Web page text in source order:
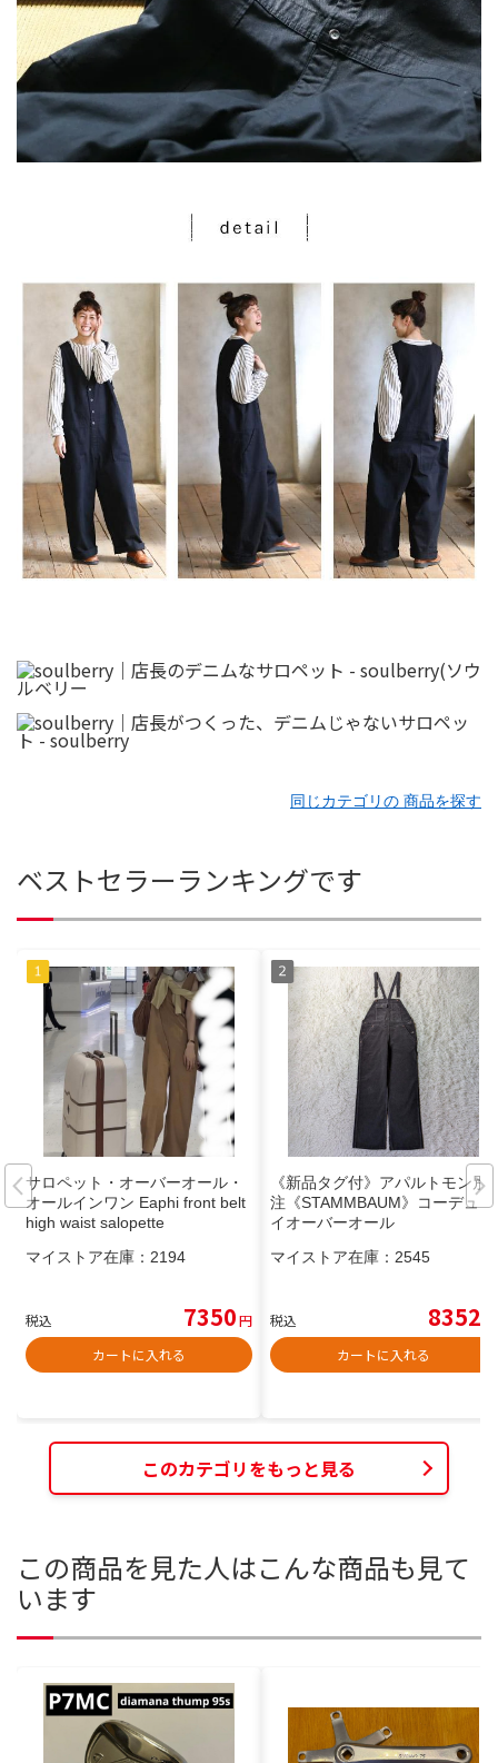
同じカテゴリの 商品を探す
ベストセラーランキングです
サロペット・オーバーオール・
オールインワン Eaphi front belt
high waist salopette
マイストア在庫： 2194
税込 7350円
カートに入れる
《新品タグ付》アパルトモン別
注《STAMMBAUM》コーデュロ
イオーバーオール
マイストア在庫： 2545
税込 8352
カートに入れる
このカテゴリをもっと見る
この商品を見た人はこんな商品も見て
います